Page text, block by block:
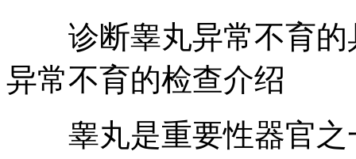
诊断睾丸异常不育的
异常不育的检查介绍
睾丸是重要性器官之